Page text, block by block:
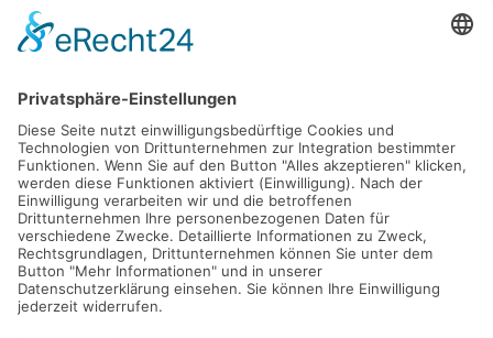
Fax: 040 555 22 44
Nachricht senden
Navigation
Immobilien Aktuelles
Für Eigentümer Kontakt
Referenzen Impressum
Verwaltung